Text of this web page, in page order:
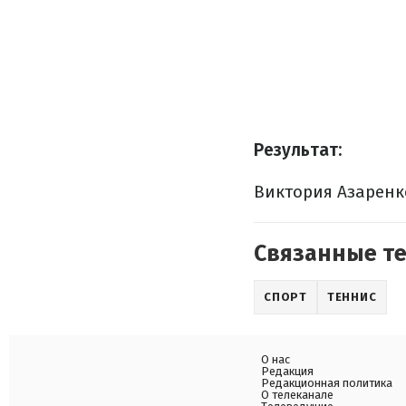
Результат:
Виктория
Связанные
СПОРТ ТЕННИС
О нас
Редакция
Редакционная политика
О телеканале